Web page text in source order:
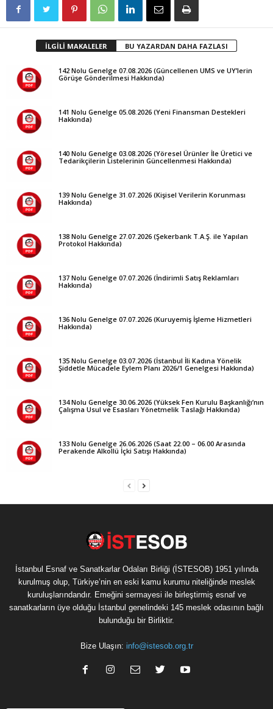
İLGİLİ MAKALELER BU YAZARDAN DAHA FAZLASI
142 Nolu Genelge 07.08.2026 (Güncellenen UMS ve UY’lerin
Görüşe Gönderilmesi Hakkında)
141 Nolu Genelge 05.08.2026 (Yeni Finansman Destekleri
Hakkında)
140 Nolu Genelge 03.08.2026 (Yöresel Ürünler İle Üretici ve
Tedarikçilerin Listelerinin Güncellenmesi Hakkında)
139 Nolu Genelge 31.07.2026 (Kişisel Verilerin Korunması
Hakkında)
138 Nolu Genelge 27.07.2026 (Şekerbank T.A.Ş. ile Yapılan
Protokol Hakkında)
137 Nolu Genelge 07.07.2026 (İndirimli Satış Reklamları
Hakkında)
136 Nolu Genelge 07.07.2026 (Kuruyemiş İşleme Hizmetleri
Hakkında)
135 Nolu Genelge 03.07.2026 (İstanbul İli Kadına Yönelik
Şiddetle Mücadele Eylem Planı 2026/1 Genelgesi Hakkında)
134 Nolu Genelge 30.06.2026 (Yüksek Fen Kurulu Başkanlığı’nın
Çalışma Usul ve Esasları Yönetmelik Taslağı Hakkında)
133 Nolu Genelge 26.06.2026 (Saat 22.00 – 06.00 Arasında
Perakende Alkollü İçki Satışı Hakkında)
İstanbul Esnaf ve Sanatkarlar Odaları Birliği (İSTESOB) 1951 yılında
kurulmuş olup, Türkiye’nin en eski kamu kurumu niteliğinde meslek
kuruluşlarındandır. Emeğini sermayesi ile birleştirmiş esnaf ve
sanatkarların üye olduğu İstanbul genelindeki 145 meslek odasının bağlı
bulunduğu bir Birliktir.
Bize Ulaşın: info@istesob.org.tr